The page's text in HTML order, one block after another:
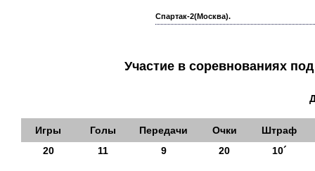
Спартак-2(Москва).
Участие в соревнованиях
Игры Голы Передачи Очки
Штраф
20
11 9 20 10´